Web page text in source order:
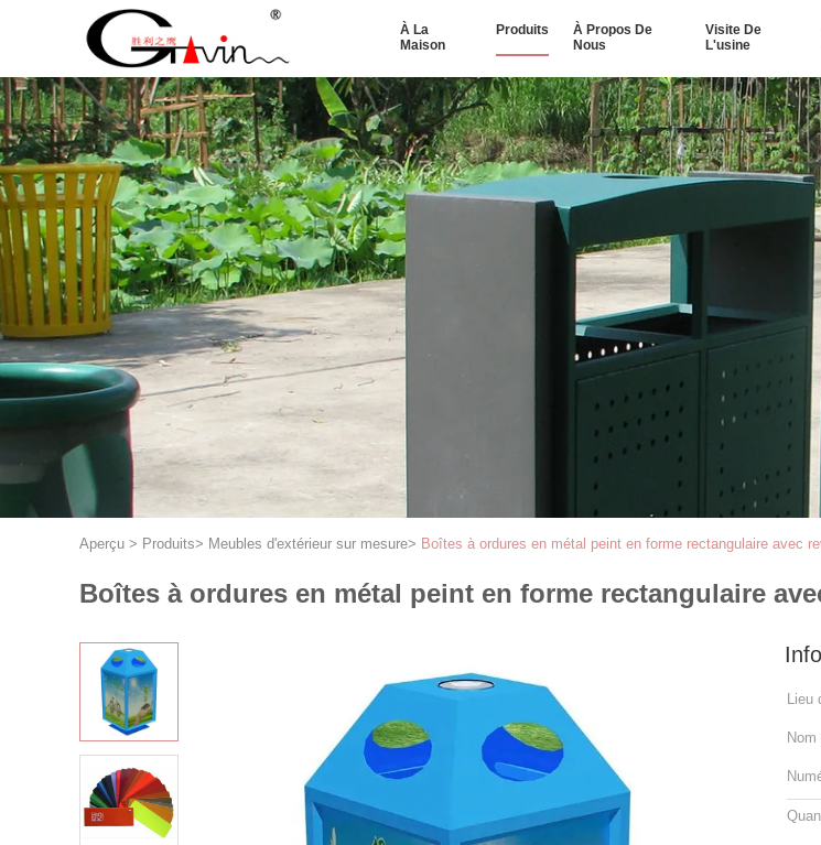
À La
Maison
Produits
À Propos De
Nous
Visite De
L'usine
Aperçu > Produits> Meubles d'extérieur sur mesure> Boîtes à ordures en métal peint en forme rectangulaire avec
Boîtes à ordures en métal peint en forme rectangulaire
Lieu